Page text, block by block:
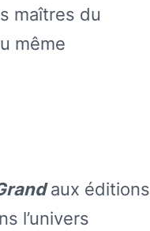
maîtres du
même
aux éditions
l’univers